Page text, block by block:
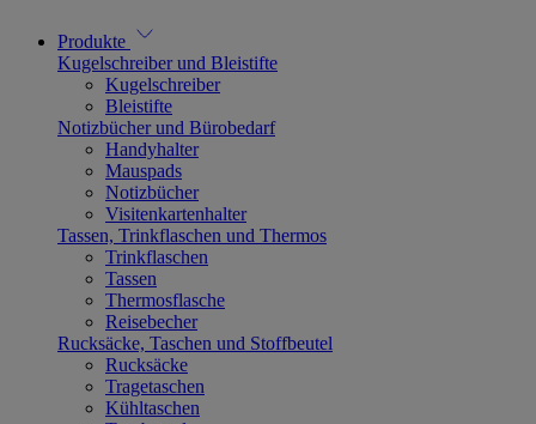
Produkte
Kugelschreiber und Bleistifte
Kugelschreiber
Bleistifte
Notizbücher und Bürobedarf
Handyhalter
Mauspads
Notizbücher
Visitenkartenhalter
Tassen, Trinkflaschen und Thermos
Trinkflaschen
Tassen
Thermosflasche
Reisebecher
Rucksäcke, Taschen und Stoffbeutel
Rucksäcke
Tragetaschen
Kühltaschen